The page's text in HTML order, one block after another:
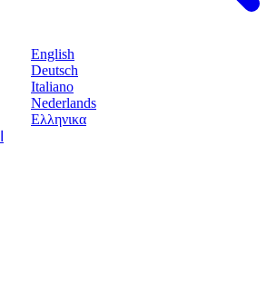
English
Deutsch
Italiano
Nederlands
Ελληνικα